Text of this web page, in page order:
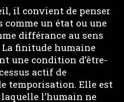
il convient de penser
un état ou une
différance au sens
finitude humaine
une condition d’être-
actif de
temporisation. Elle est
l’humain ne